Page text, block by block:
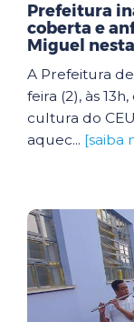
Prefeitura
coberta e
Miguel
A Prefeitura
feira (2), às
cultura do
aquec... [saiba